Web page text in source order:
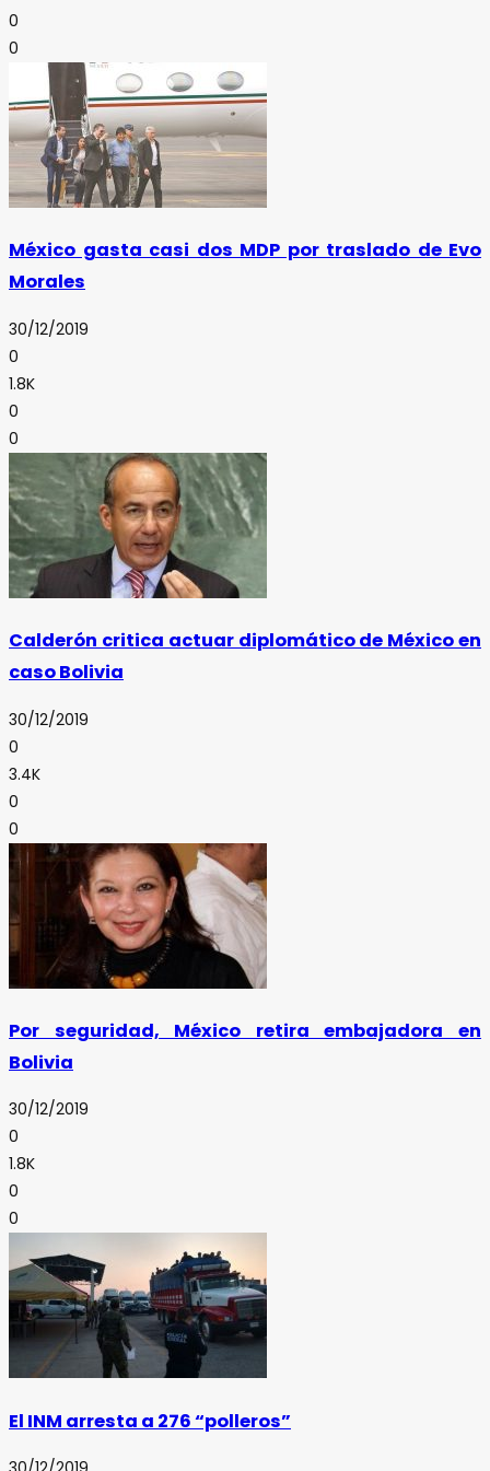
0
0
México gasta casi dos MDP por traslado de Evo
Morales
30/12/2019
0
1.8K
0
0
Calderón critica actuar diplomático de México en
caso Bolivia
30/12/2019
0
3.4K
0
0
Por seguridad, México retira embajadora en
Bolivia
30/12/2019
0
1.8K
0
0
El INM arresta a 276 “polleros”